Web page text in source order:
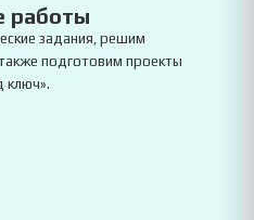
работы
задания, решим
подготовим проекты
ключ».